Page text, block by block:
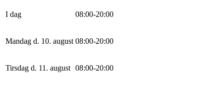
I dag 08:00-20:00
Mandag d. 10. august 08:00-20:00
Tirsdag d. 11. august 08:00-20:00